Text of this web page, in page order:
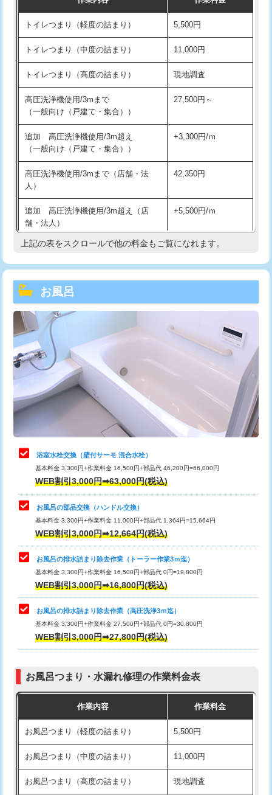
トイレつまり（軽度の詰まり） 5,500円
トイレつまり（中度の詰まり） 11,000円
トイレつまり（高度の詰まり） 現地調査
高圧洗浄機使用/3mまで
（一般向け（戸建て・集合））
27,500円～
追加 高圧洗浄機使用/3m超え
（一般向け（戸建て・集合））
+3,300円/ｍ
高圧洗浄機使用/3mまで（店舗・法
人）
42,350円
追加 高圧洗浄機使用/3m超え（店
舗・法人）
+5,500円/ｍ
高度高圧洗浄換 現地調査
トーラー機使用/3mまで
追加トーラー機使用/3m超え
カメラ調査 33,000円
桝清掃 8,800円
止水・漏水調査・防水処理・清掃・修
理・調整・分解・加工など（軽作業）
止水・漏水調査・防水処理・清掃・修
理・調整・分解・加工など（中作業）
22,000円
止水・漏水調査・防水処理・清掃・修
理・調整・分解・加工など（重作業）
33,000円
トイレタンク脱着
トイレ便器脱着
タンクレストイレ脱着 33,000円
小便器トイレ脱着
その他部品の脱着 8,800円～
交換・取付（タンク）
交換・取付（普通便座） 11,000円+材料費
交換・取付（温水洗浄便座） 16,500円+材料費
交換・取付(単水栓（壁付・デッキ
式）)
13,200円+材料費
交換・取付(混合水栓（壁付・デッキ
式・ワンホール）)
16,500円+材料費
上記の表をスクロールで他の料金もご覧になれます。
お風呂
浴室水栓交換（壁付サーモ 混合水栓）
基本料金 3,300円+作業料金 16,500円+部品代 46,200円=66,000円
WEB割引3,000円➡63,000円(税込)
お風呂の部品交換（ハンドル交換）
基本料金 3,300円+作業料金 11,000円+部品代 1,364円=15,664円
WEB割引3,000円➡12,664円(税込)
お風呂の排水詰まり除去作業（トーラー作業3ｍ迄）
基本料金 3,300円+作業料金 16,500円+部品代 0円=19,800円
WEB割引3,000円➡16,800円(税込)
お風呂の排水詰まり除去作業（高圧洗浄3ｍ迄）
基本料金 3,300円+作業料金 27,500円+部品代 0円=30,800円
WEB割引3,000円➡27,800円(税込)
お風呂つまり・水漏れ修理の作業料金表
作業内容 作業料金
お風呂つまり（軽度の詰まり） 5,500円
お風呂つまり（中度の詰まり） 11,000円
お風呂つまり（高度の詰まり） 現地調査